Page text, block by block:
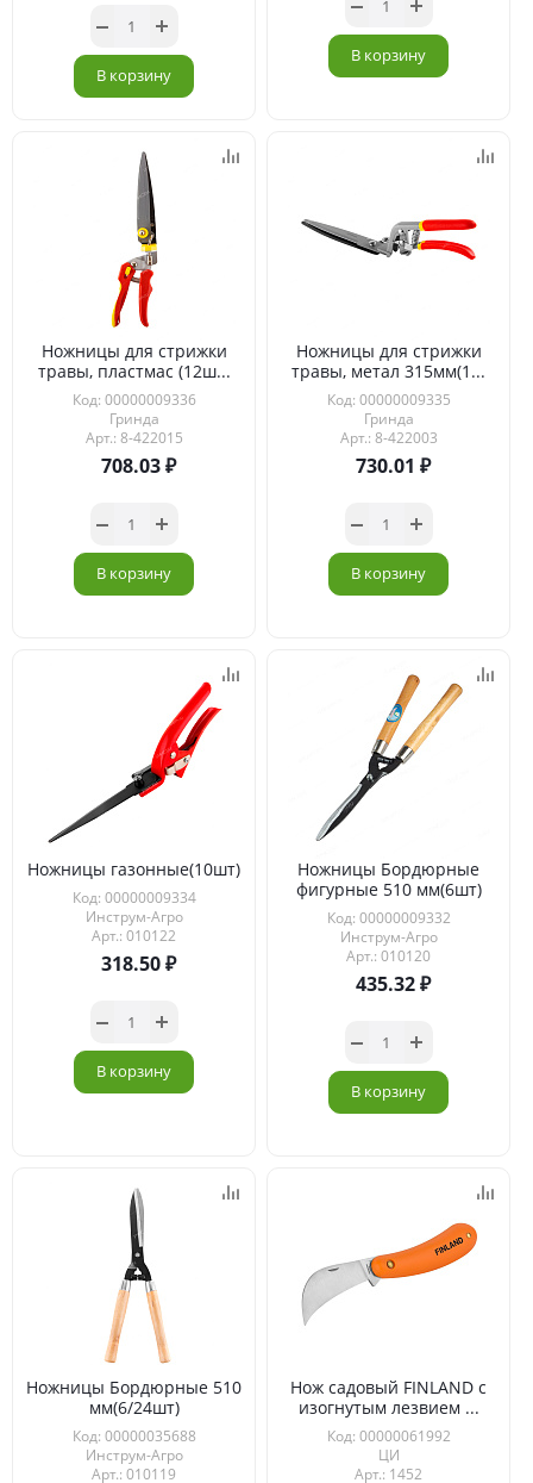
В корзину
В корзину
Ножницы для стрижки
травы, пластмас (12ш...
Код: 00000009336
Гринда
Арт.: 8-422015
708.03
В корзину
Ножницы для стрижки
травы, метал 315мм(1...
Код: 00000009335
Гринда
Арт.: 8-422003
730.01
В корзину
Ножницы газонные(10шт)
Код: 00000009334
Инструм-Агро
Арт.: 010122
318.50
В корзину
Ножницы Бордюрные
фигурные 510 мм(6шт)
Код: 00000009332
Инструм-Агро
Арт.: 010120
435.32
В корзину
Ножницы Бордюрные 510
мм(6/24шт)
Код: 00000035688
Инструм-Агро
Арт.: 010119
Нож садовый FINLAND с
изогнутым лезвием ...
Код: 00000061992
ЦИ
Арт.: 1452